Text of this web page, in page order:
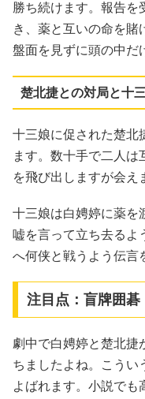
勝ち続けます。報告を
き、薬と互いの命を賭
盤面を見ずに頭の中だ
楚北捷との対局と十
十三娘に促された楚北
ます。数十手で二人は
を飛び出しますが会え
十三娘は白娉婷に薬を
嘘を言って立ち去るよ
へ何侠と戦うよう伝言
注目点：盲牌囲碁
劇中で白娉婷と楚北捷
ちましたよね。こうい
よばれます。小説でも